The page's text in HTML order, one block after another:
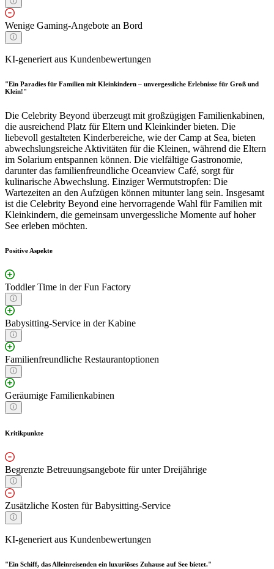
Wenige Gaming-Angebote an Bord
KI-generiert aus Kundenbewertungen
"Ein Paradies für Familien mit Kleinkindern – unvergessliche Erlebnisse für Groß und
Klein!"
Die Celebrity Beyond überzeugt mit großzügigen Familienkabinen,
die ausreichend Platz für Eltern und Kleinkinder bieten. Die
liebevoll gestalteten Kinderbereiche, wie der Camp at Sea, bieten
abwechslungsreiche Aktivitäten für die Kleinen, während die Eltern
im Solarium entspannen können. Die vielfältige Gastronomie,
darunter das familienfreundliche Oceanview Café, sorgt für
kulinarische Abwechslung. Einziger Wermutstropfen: Die
Wartezeiten an den Aufzügen können mitunter lang sein. Insgesamt
ist die Celebrity Beyond eine hervorragende Wahl für Familien mit
Kleinkindern, die gemeinsam unvergessliche Momente auf hoher
See erleben möchten.
Positive Aspekte
Toddler Time in der Fun Factory
Babysitting-Service in der Kabine
Familienfreundliche Restaurantoptionen
Geräumige Familienkabinen
Kritikpunkte
Begrenzte Betreuungsangebote für unter Dreijährige
Zusätzliche Kosten für Babysitting-Service
KI-generiert aus Kundenbewertungen
"Ein Schiff, das Alleinreisenden ein luxuriöses Zuhause auf See bietet."